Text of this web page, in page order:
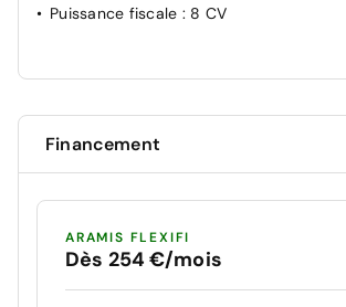
Puissance fiscale : 8 CV
Financement
ARAMIS FLEXIFI
Dès 254 €/mois